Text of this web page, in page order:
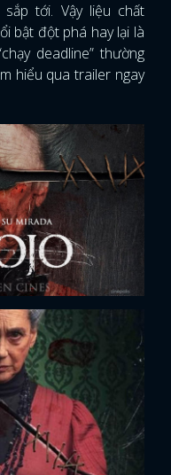
tới. Vậy liệu chất
bật đột phá hay lại là
deadline” thường
hiểu qua trailer ngay